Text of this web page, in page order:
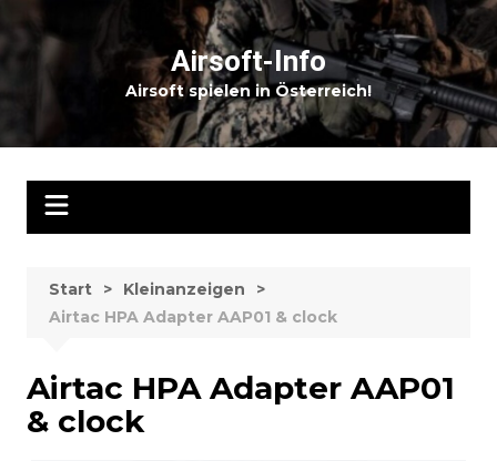
Inhalt
springen
Airsoft-Info
Airsoft spielen in Österreich!
Start
Kleinanzeigen
Airtac HPA Adapter AAP01 & clock
Airtac HPA Adapter AAP01
& clock